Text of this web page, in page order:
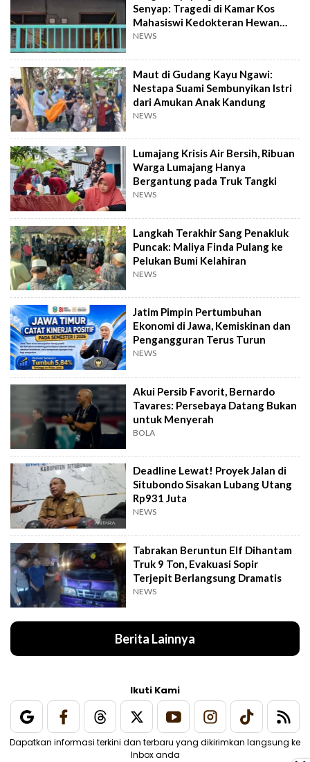
Senyap: Tragedi di Kamar Kos
Mahasiswi Kedokteran Hewan
Surabaya
NEWS
Maut di Gudang Kayu Ngawi:
Nestapa Suami Sembunyikan Istri
dari Amukan Anak Kandung
NEWS
Lumajang Krisis Air Bersih, Ribuan
Warga Lumajang Hanya
Bergantung pada Truk Tangki
NEWS
Langkah Terakhir Sang Penakluk
Puncak: Maliya Finda Pulang ke
Pelukan Bumi Kelahiran
NEWS
Jatim Pimpin Pertumbuhan
Ekonomi di Jawa, Kemiskinan dan
Pengangguran Terus Turun
NEWS
Akui Persib Favorit, Bernardo
Tavares: Persebaya Datang Bukan
untuk Menyerah
BOLA
Deadline Lewat! Proyek Jalan di
Situbondo Sisakan Lubang Utang
Rp931 Juta
NEWS
Tabrakan Beruntun Elf Dihantam
Truk 9 Ton, Evakuasi Sopir
Terjepit Berlangsung Dramatis
NEWS
Berita Lainnya
Ikuti Kami
Dapatkan informasi terkini dan terbaru yang dikirimkan langsung ke
Inbox anda